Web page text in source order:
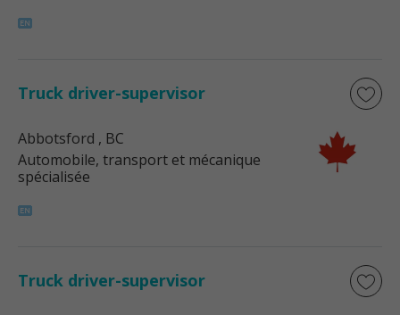
Truck driver-supervisor
Abbotsford , BC
Automobile, transport et mécanique
spécialisée
Truck driver-supervisor